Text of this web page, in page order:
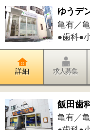
詳 細 求人募集 クーポン
総合医療 朱クリ
亀有／亀有駅
●内科●外科●皮膚
リテーション科●
詳 細 求人募集 クーポン
オリエンタル・
亀有／亀有駅